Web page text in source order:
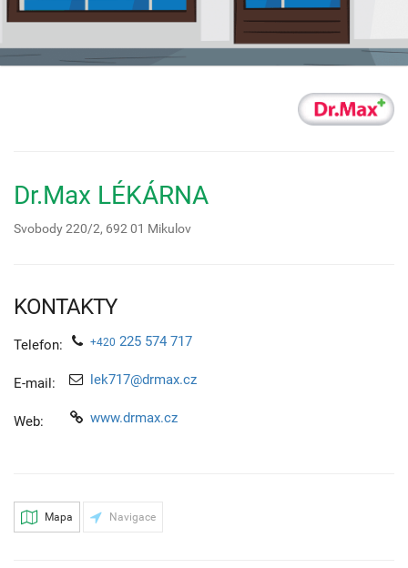
Dr.Max LÉKÁRNA
Svobody 220/2, 692 01 Mikulov
KONTAKTY
Telefon: +420 225 574 717
E-mail: lek717@drmax.cz
Web: www.drmax.cz
Mapa Navigace